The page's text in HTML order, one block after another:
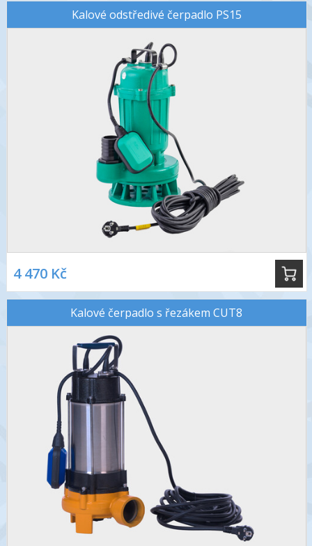
Kalové odstředivé čerpadlo PS15
4 470 Kč
Kalové čerpadlo s řezákem CUT8